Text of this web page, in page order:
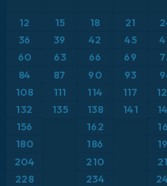
ICON Alemania 2 km
Caribe
Escandinavia
Estados Unidos
Europa
Anomalía de temperatura a 850
CAPE
Presión
Punto de rocío a 2 m
12 15 18 21
36
39 42 45
60
63 66 69
84 87 90 93
108 111 114 117
132
135 138 141
156 162
180 186
204
210
228
234